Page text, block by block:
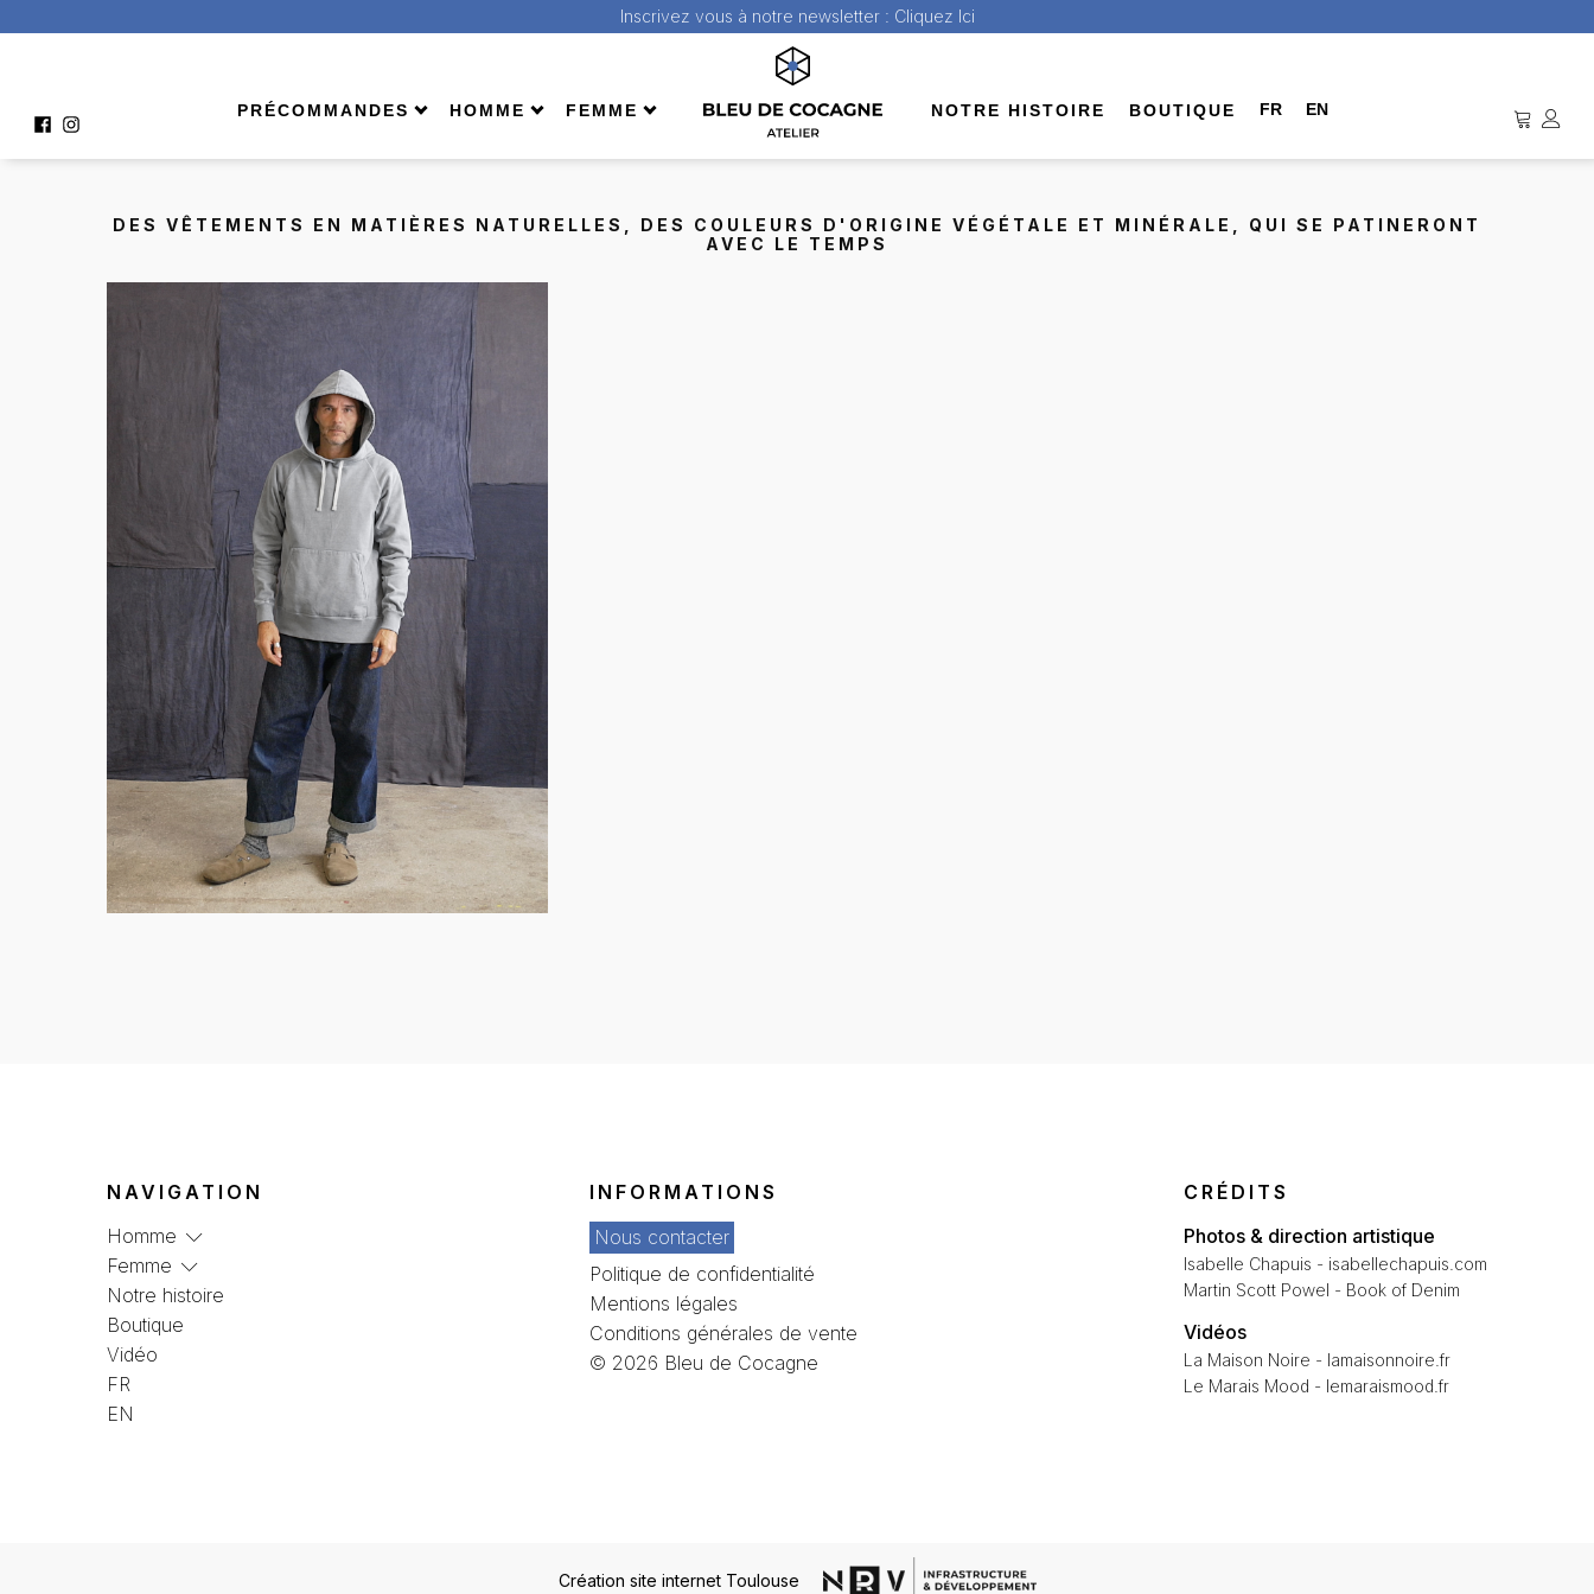
Inscrivez vous à notre newsletter : Cliquez Ici
PRÉCOMMANDES
Homme
HOMME
Bermuda
Vestes & manteaux
FEMME
Bermuda
jeans
NOTRE HISTOIRE BOUTIQUE FR EN
DES VÊTEMENTS EN MATIÈRES NATURELLES, DES COULEURS D'ORIGINE VÉGÉTALE ET MINÉRALE, QUI SE PATINERONT
AVEC LE TEMPS
195,00€
NAVIGATION
Homme
Femme
Notre histoire
Boutique
Vidéo
FR
EN
INFORMATIONS
Nous contacter
Politique de confidentialité
Mentions légales
Conditions générales de vente
© 2026 Bleu de Cocagne
CRÉDITS
Photos & direction artistique
Isabelle Chapuis - isabellechapuis.com
Martin Scott Powel - Book of Denim
Vidéos
La Maison Noire - lamaisonnoire.fr
Le Marais Mood - lemaraismood.fr
Création site internet Toulouse